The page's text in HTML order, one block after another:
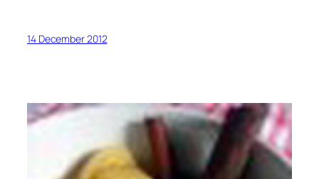
14 December 2012